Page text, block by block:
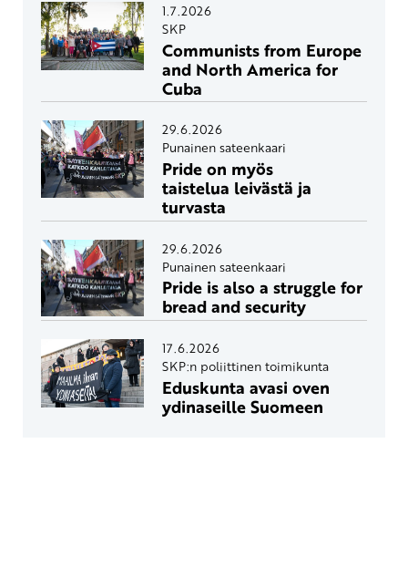
1.7.2026
SKP
Communists from Europe
and North America for
Cuba
29.6.2026
Punainen sateenkaari
Pride on myös
taistelua leivästä ja
turvasta
29.6.2026
Punainen sateenkaari
Pride is also a struggle for
bread and security
17.6.2026
SKP:n poliittinen toimikunta
Eduskunta avasi oven
ydinaseille Suomeen